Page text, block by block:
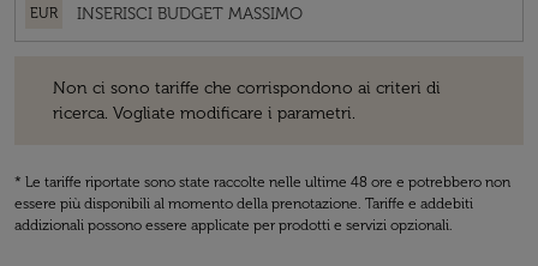
EUR
Non ci sono tariffe che corrispondono ai criteri di
ricerca. Vogliate modificare i parametri.
* Le tariffe riportate sono state raccolte nelle ultime 48 ore e potrebbero non
essere più disponibili al momento della prenotazione. Tariffe e addebiti
addizionali possono essere applicate per prodotti e servizi opzionali.